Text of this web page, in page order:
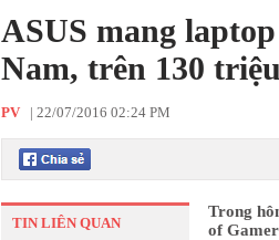
ASUS mang
Nam, trên 130
PV | 22/07/2016 02:24 PM
TIN LIÊN QUAN
Trong
of